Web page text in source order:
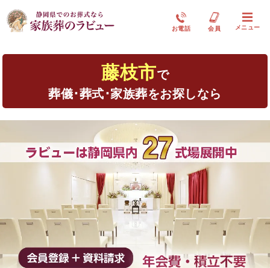
お電話 会員 メニュー
藤枝市で
葬儀･葬式･家族葬をお探しなら